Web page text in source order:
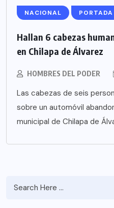
NACIONAL PORTADA
Hallan 6 cabezas
en Chilapa de Álvarez
HOMBRES DEL PODER
Las cabezas de seis
sobre un automóvil
municipal de Chilapa de